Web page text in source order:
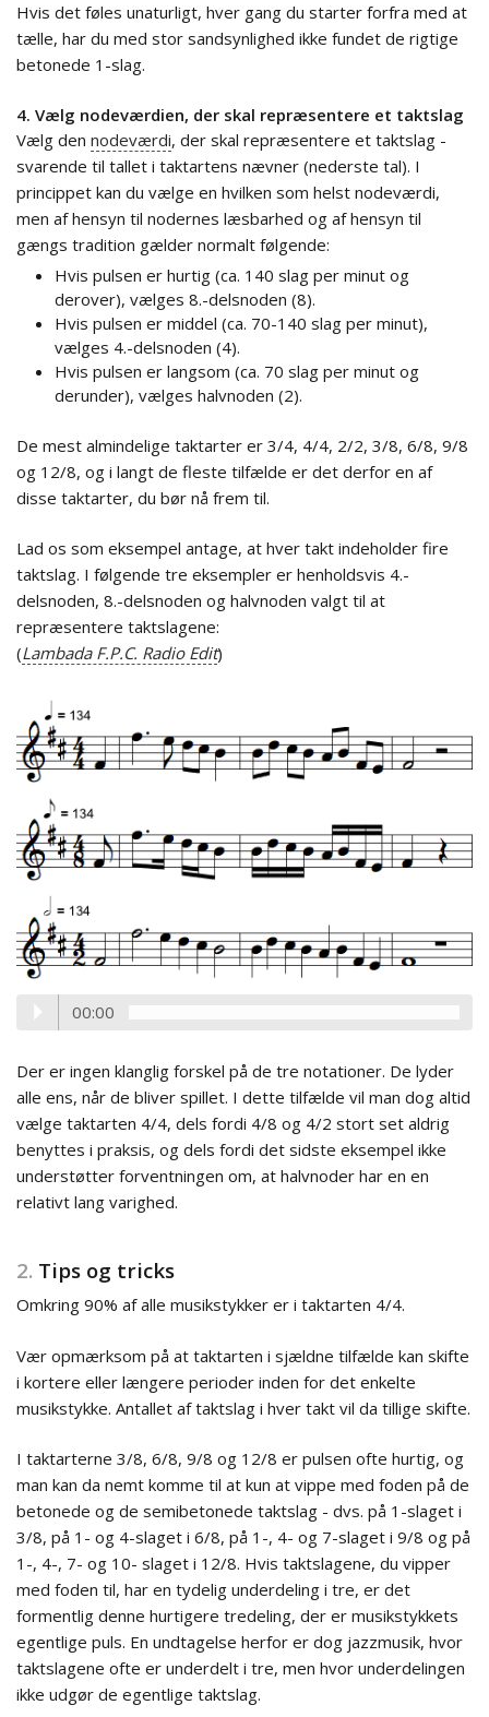
Hvis det føles unaturligt, hver gang du starter forfra med at
tælle, har du med stor sandsynlighed ikke fundet de rigtige
betonede 1-slag.
4. Vælg nodeværdien, der skal repræsentere et taktslag
Vælg den nodeværdi, der skal repræsentere et taktslag -
svarende til tallet i taktartens nævner (nederste tal). I
princippet kan du vælge en hvilken som helst nodeværdi,
men af hensyn til nodernes læsbarhed og af hensyn til
gængs tradition gælder normalt følgende:
Hvis pulsen er hurtig (ca. 140 slag per minut og
derover), vælges 8.-delsnoden (8).
Hvis pulsen er middel (ca. 70-140 slag per minut),
vælges 4.-delsnoden (4).
Hvis pulsen er langsom (ca. 70 slag per minut og
derunder), vælges halvnoden (2).
De mest almindelige taktarter er 3/4, 4/4, 2/2, 3/8, 6/8, 9/8
og 12/8, og i langt de fleste tilfælde er det derfor en af
disse taktarter, du bør nå frem til.
Lad os som eksempel antage, at hver takt indeholder fire
taktslag. I følgende tre eksempler er henholdsvis 4.-
delsnoden, 8.-delsnoden og halvnoden valgt til at
repræsentere taktslagene:
(Lambada F.P.C. Radio Edit)
00:00
Der er ingen klanglig forskel på de tre notationer. De lyder
alle ens, når de bliver spillet. I dette tilfælde vil man dog altid
vælge taktarten 4/4, dels fordi 4/8 og 4/2 stort set aldrig
benyttes i praksis, og dels fordi det sidste eksempel ikke
understøtter forventningen om, at halvnoder har en en
relativt lang varighed.
2. Tips og tricks
Omkring 90% af alle musikstykker er i taktarten 4/4.
Vær opmærksom på at taktarten i sjældne tilfælde kan skifte
i kortere eller længere perioder inden for det enkelte
musikstykke. Antallet af taktslag i hver takt vil da tillige skifte.
I taktarterne 3/8, 6/8, 9/8 og 12/8 er pulsen ofte hurtig, og
man kan da nemt komme til at kun at vippe med foden på de
betonede og de semibetonede taktslag - dvs. på 1-slaget i
3/8, på 1- og 4-slaget i 6/8, på 1-, 4- og 7-slaget i 9/8 og på
1-, 4-, 7- og 10- slaget i 12/8. Hvis taktslagene, du vipper
med foden til, har en tydelig underdeling i tre, er det
formentlig denne hurtigere tredeling, der er musikstykkets
egentlige puls. En undtagelse herfor er dog jazzmusik, hvor
taktslagene ofte er underdelt i tre, men hvor underdelingen
ikke udgør de egentlige taktslag.